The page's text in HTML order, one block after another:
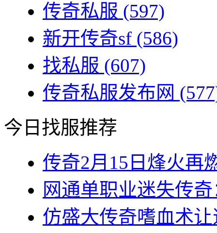
传奇私服 (597)
新开传奇sf (586)
找私服 (607)
传奇私服发布网
今日找服推荐
传奇2月15日烽火再
网通单职业迷失传
仿盛大传奇嗜血术